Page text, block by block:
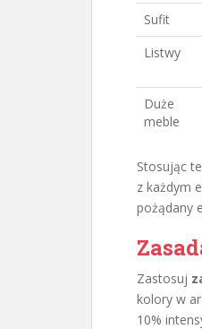
Sufit
Listwy
Duże
meble
Stosując
z każdym
pożądany
Zastosuj
kolory w
10%